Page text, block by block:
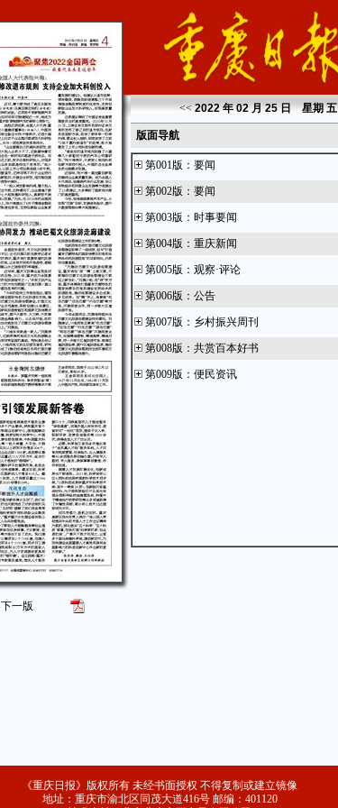
下一版
<< 2022 年 02 月 25 日 星期五
版面导航
第001版 ： 要闻
第002版 ： 要闻
第003版 ： 时事要闻
第004版 ： 重庆新闻
第005版 ： 观察·评论
第006版 ： 公告
第007版 ： 乡村振兴周刊
第008版 ： 共赏百本好书
第009版 ： 便民资讯
《重庆日报》版权所有 未经书面授权 不得复制或建立镜像
地址：重庆市渝北区同茂大道416号 邮编：401120